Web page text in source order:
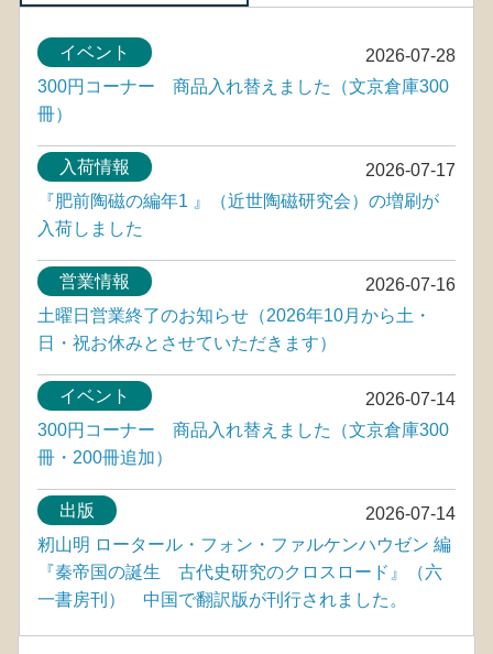
2026-07-28
イベント
300円コーナー 商品入れ替えました（文京倉庫300
冊）
2026-07-17
入荷情報
『肥前陶磁の編年1 』（近世陶磁研究会）の増刷が
入荷しました
2026-07-16
営業情報
土曜日営業終了のお知らせ（2026年10月から土・
日・祝お休みとさせていただきます）
2026-07-14
イベント
300円コーナー 商品入れ替えました（文京倉庫300
冊・200冊追加）
2026-07-14
出版
籾山明 ロータール・フォン・ファルケンハウゼン 編
『秦帝国の誕生 古代史研究のクロスロード』（六
一書房刊） 中国で翻訳版が刊行されました。